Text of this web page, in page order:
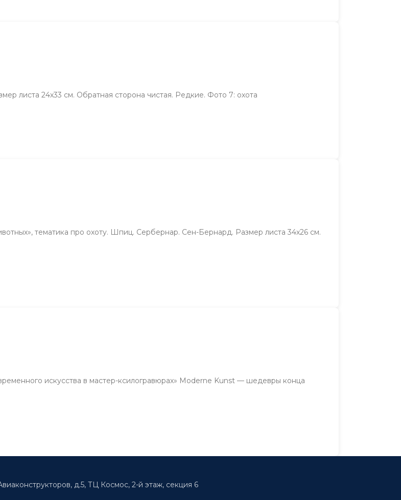
листа 24х33 см. Обратная сторона чистая. Редкие. Фото 7: охота
тематика про охоту. Шпиц. Сербернар. Сен-Бернард. Размер листа 34х26 см.
искусства в мастер-ксилогравюрах» Moderne Kunst — шедевры конца
д.5, ТЦ Космос, 2-й этаж, секция 6